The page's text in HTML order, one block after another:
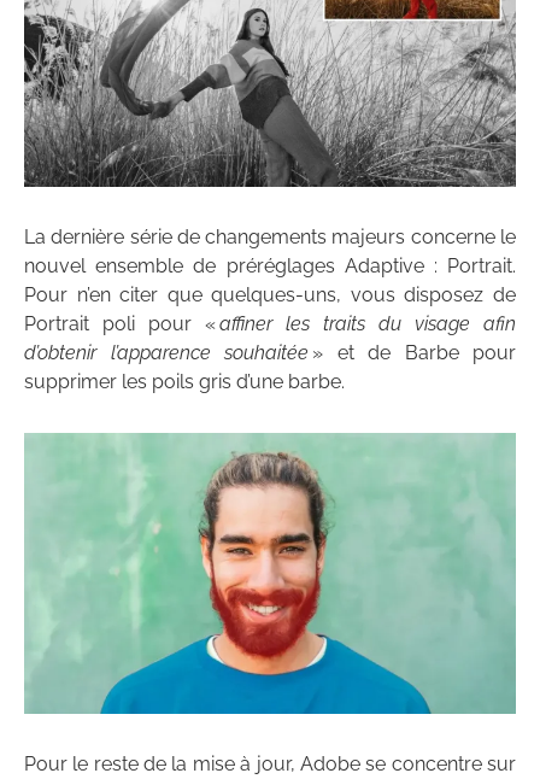
La dernière série de changements majeurs concerne le
nouvel ensemble de préréglages Adaptive : Portrait.
Pour n’en citer que quelques-uns, vous disposez de
Portrait poli pour «affiner les traits du visage afin
d’obtenir l’apparence souhaitée » et de Barbe pour
supprimer les poils gris d’une barbe.
Pour le reste de la mise à jour, Adobe se concentre sur